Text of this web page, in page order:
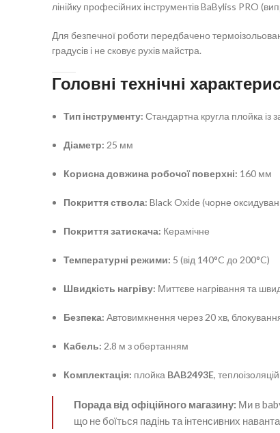
лінійку професійних інструментів BaByliss PRO
Для безпечної роботи передбачено
градусів і не сковує рухів майстра.
Головні технічні
Тип інструменту: Стандартна кругла плойка із
Діаметр: 25 мм
Корисна довжина робочої поверхні: 160 мм
Покриття ствола: Black Oxide (чорне
Покриття затискача: Керамічне
Температурні режими: 5 (від 140°C до 200°C)
Швидкість нагріву: Миттєве нагрівання та
Безпека: Автовимкнення через 20 хв,
Кабель: 2.8 м з обертанням
Комплектація: плойка BAB2493E,
Порада від офіційного магазину: Ми в
що не боїться падінь та інтенсивних